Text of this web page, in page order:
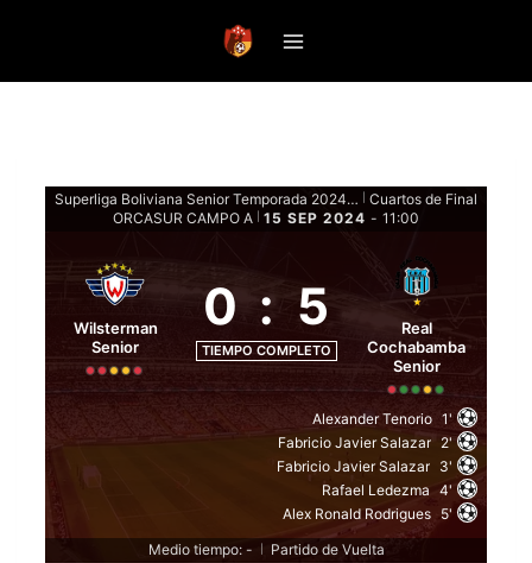
Superliga Boliviana Senior Temporada 2024 - Eliminatoria
Cuartos de Final
ORCASUR CAMPO A 15 SEP 2024 - 11:00
Wilsterman
Senior
0 : 5
TIEMPO COMPLETO
Real
Cochabamba
Senior
Alexander Tenorio 1'
Fabricio Javier Salazar 2'
Fabricio Javier Salazar 3'
Rafael Ledezma 4'
Alex Ronald Rodrigues 5'
Medio tiempo: -
Partido de Vuelta